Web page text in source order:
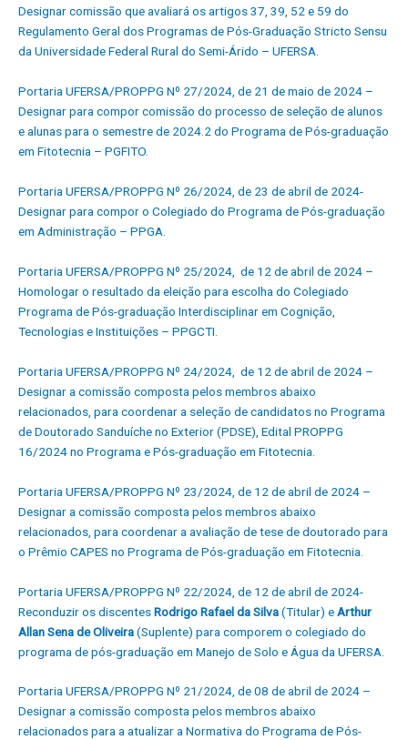
Designar comissão que avaliará os artigos 37, 39, 52 e 59 do
Regulamento Geral dos Programas de Pós-Graduação Stricto Sensu
da Universidade Federal Rural do Semi-Árido – UFERSA.
Portaria UFERSA/PROPPG Nº 27/2024, de 21 de maio de 2024 –
Designar para compor comissão do processo de seleção de alunos
e alunas para o semestre de 2024.2 do Programa de Pós-graduação
em Fitotecnia – PGFITO.
Portaria UFERSA/PROPPG Nº 26/2024, de 23 de abril de 2024-
Designar para compor o Colegiado do Programa de Pós-graduação
em Administração – PPGA.
Portaria UFERSA/PROPPG Nº 25/2024, de 12 de abril de 2024 –
Homologar o resultado da eleição para escolha do Colegiado
Programa de Pós-graduação Interdisciplinar em Cognição,
Tecnologias e Instituições – PPGCTI.
Portaria UFERSA/PROPPG Nº 24/2024, de 12 de abril de 2024 –
Designar a comissão composta pelos membros abaixo
relacionados, para coordenar a seleção de candidatos no Programa
de Doutorado Sanduíche no Exterior (PDSE), Edital PROPPG
16/2024 no Programa e Pós-graduação em Fitotecnia.
Portaria UFERSA/PROPPG Nº 23/2024, de 12 de abril de 2024 –
Designar a comissão composta pelos membros abaixo
relacionados, para coordenar a avaliação de tese de doutorado para
o Prêmio CAPES no Programa de Pós-graduação em Fitotecnia.
Portaria UFERSA/PROPPG Nº 22/2024, de 12 de abril de 2024-
Reconduzir os discentesRodrigo Rafael da Silva(Titular) eArthur
Allan Sena de Oliveira(Suplente) para comporem o colegiado do
programa de pós-graduação em Manejo de Solo e Água da UFERSA.
Portaria UFERSA/PROPPG Nº 21/2024, de 08 de abril de 2024 –
Designar a comissão composta pelos membros abaixo
relacionados para a atualizar a Normativa do Programa de Pós-